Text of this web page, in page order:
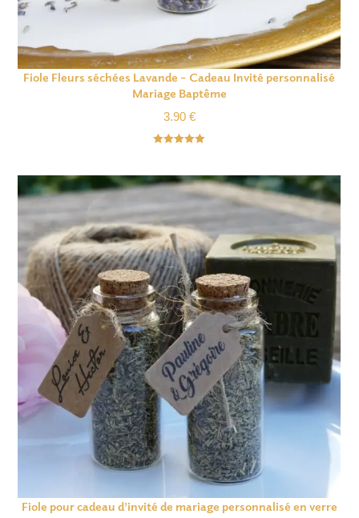
Fiole Fleurs séchées Lavande – Cadeau Invité personnalisé
Mariage Baptême
3.90 €
Fiole pour cadeau d’invité de mariage personnalisé en verre